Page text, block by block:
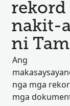
rekord
nakit-
ni
Ang
nga mga
mga